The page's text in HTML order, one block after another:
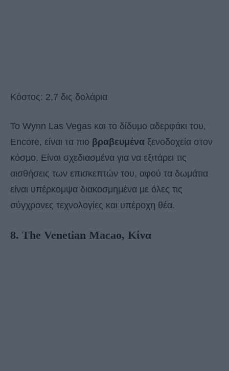
Κόστος: 2,7 δις δολάρια
Το Wynn Las Vegas και το δίδυμο αδερφάκι του,
Encore, είναι τα πιο βραβευμένα ξενοδοχεία στον
κόσμο. Είναι σχεδιασμένα για να εξιτάρει τις
αισθήσεις των επισκεπτών του, αφού τα δωμάτια
είναι υπέρκομψα διακοσμημένα με όλες τις
σύγχρονες τεχνολογίες και υπέροχη θέα.
8. The Venetian Macao, Κίνα